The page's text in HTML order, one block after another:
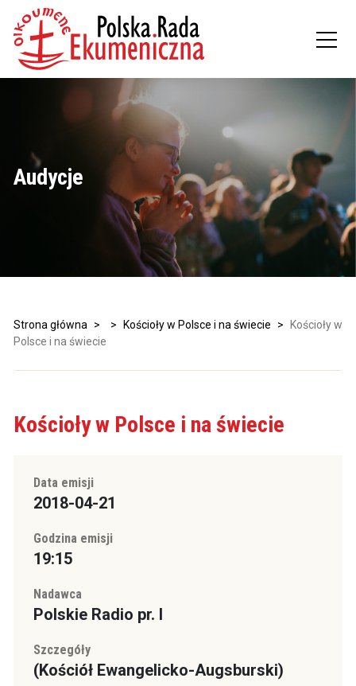
Audycje
Strona główna > > Kościoły w Polsce i na świecie >
Kościoły w
Polsce i na świecie
Kościoły w Polsce i na świecie
Data emisji
2018-04-21
Godzina emisji
19:15
Nadawca
Polskie Radio pr. I
Szczegóły
(Kościół Ewangelicko-Augsburski)